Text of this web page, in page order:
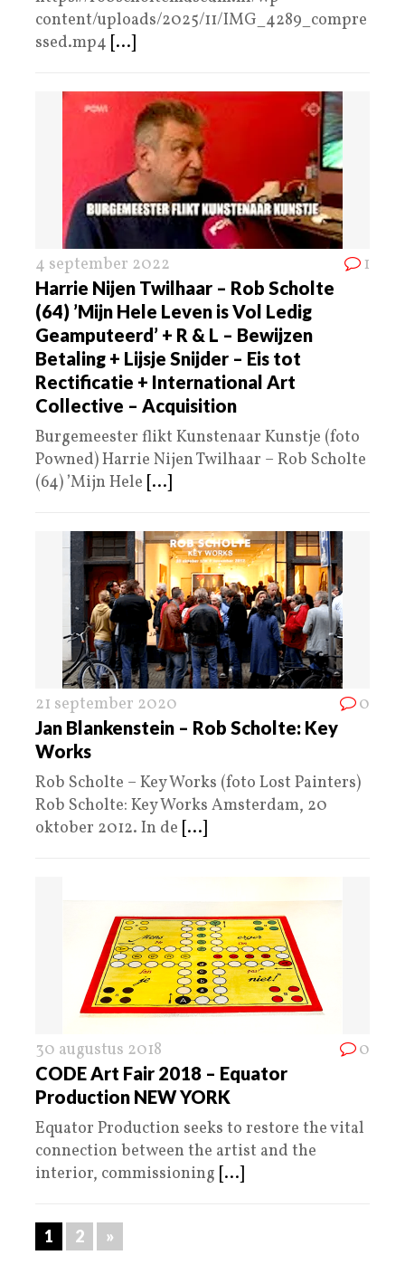
content/uploads/2025/11/IMG_4289_compre
ssed.mp4 [...]
4 september 2022 1
Harrie Nijen Twilhaar – Rob Scholte
(64) ’Mijn Hele Leven is Vol Ledig
Geamputeerd’ + R & L – Bewijzen
Betaling + Lijsje Snijder – Eis tot
Rectificatie + International Art
Collective – Acquisition
Burgemeester flikt Kunstenaar Kunstje (foto
Powned) Harrie Nijen Twilhaar – Rob Scholte
(64) ’Mijn Hele [...]
21 september 2020 0
Jan Blankenstein – Rob Scholte: Key
Works
Rob Scholte – Key Works (foto Lost Painters)
Rob Scholte: Key Works Amsterdam, 20
oktober 2012. In de [...]
30 augustus 2018 0
CODE Art Fair 2018 – Equator
Production NEW YORK
Equator Production seeks to restore the vital
connection between the artist and the
interior, commissioning [...]
1 2 »